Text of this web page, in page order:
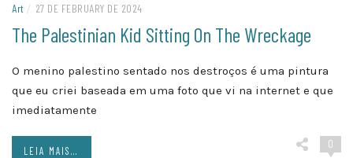
Art / 27 DE FEBRUARY DE 2024
The Palestinian Kid Sitting On The Wreckage
O menino palestino sentado nos destroços é uma pintura
que eu criei baseada em uma foto que vi na internet e que
imediatamente
0
LEIA MAIS...